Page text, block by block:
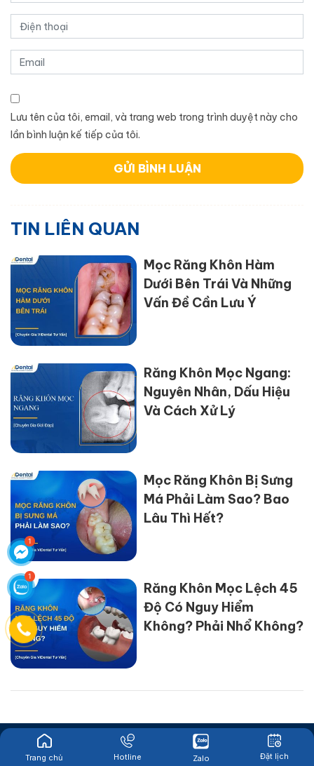
Lưu tên của tôi, email, và trang web trong trình duyệt này cho
lần bình luận kế tiếp của tôi.
TIN LIÊN QUAN
Mọc Răng Khôn Hàm
Dưới Bên Trái Và Những
Vấn Đề Cần Lưu Ý
Răng Khôn Mọc Ngang:
Nguyên Nhân, Dấu Hiệu
Và Cách Xử Lý
Mọc Răng Khôn Bị Sưng
Má Phải Làm Sao? Bao
Lâu Thì Hết?
Răng Khôn Mọc Lệch 45
Độ Có Nguy Hiểm
Không? Phải Nhổ Không?
Trang chủ Hotline Zalo Đặt lịch